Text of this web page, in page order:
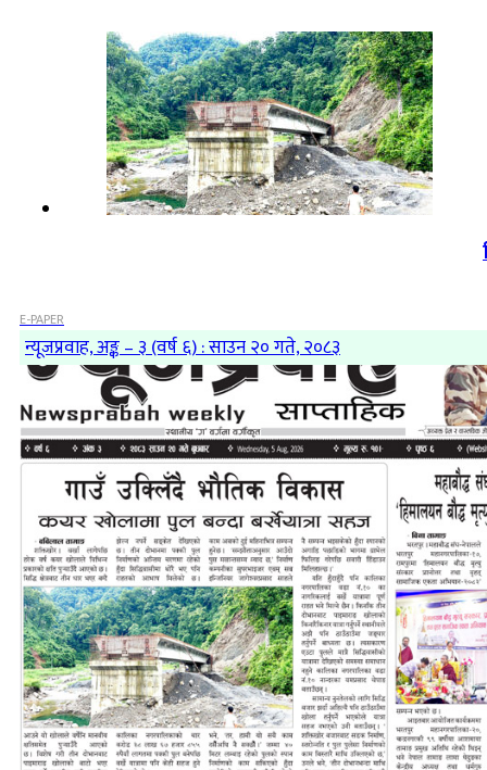
E-PAPER
न्यूजप्रवाह, अङ्क – ३ (वर्ष ६) : साउन २० गते, २०८३